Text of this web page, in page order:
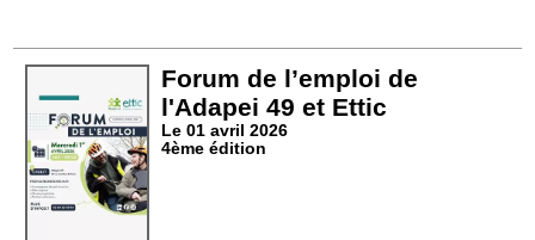
Forum de l’emploi de
l'Adapei 49 et Ettic
Le 01 avril 2026
4ème édition